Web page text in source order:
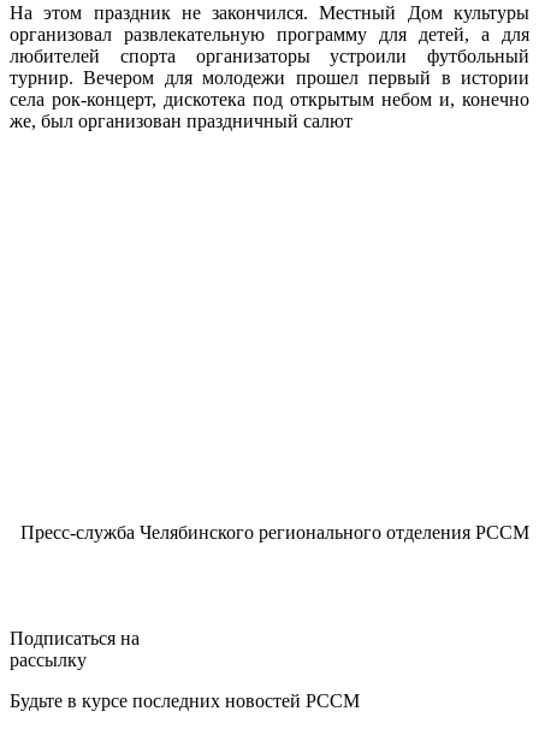
На этом праздник не закончился. Местный Дом культуры
организовал развлекательную программу для детей, а для
любителей спорта организаторы устроили футбольный
турнир. Вечером для молодежи прошел первый в истории
села рок-концерт, дискотека под открытым небом и, конечно
же, был организован праздничный салют
Пресс-служба Челябинского регионального отделения РССМ
Подписаться на
рассылку
Будьте в курсе последних новостей РССМ